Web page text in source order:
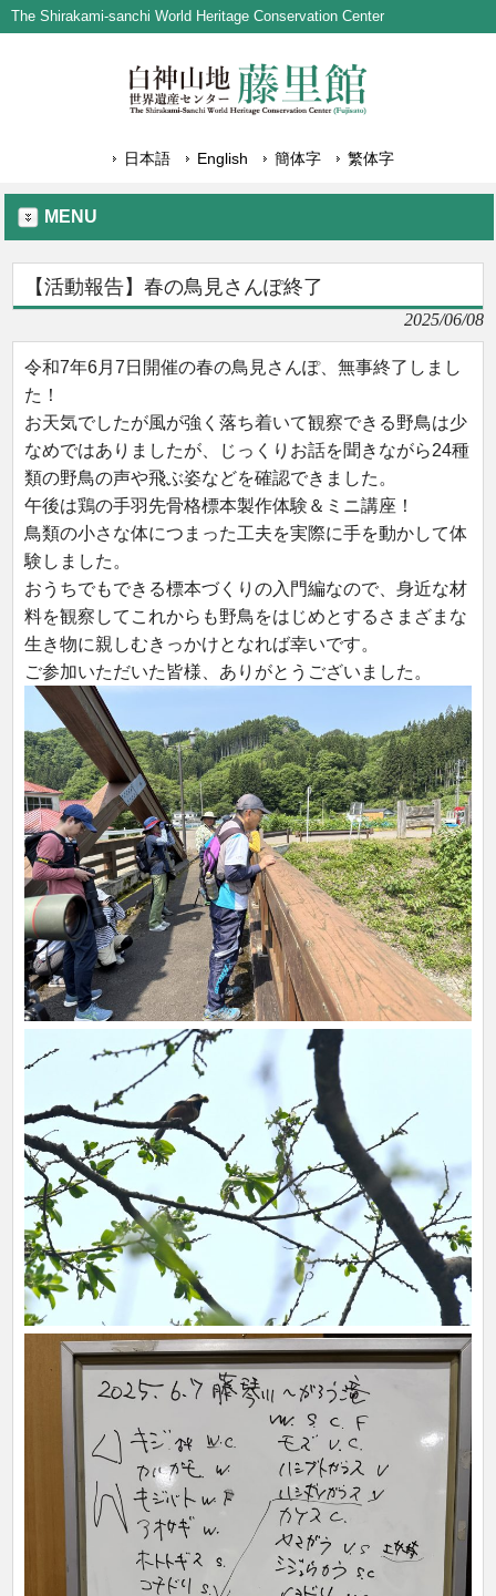
The Shirakami-sanchi World Heritage Conservation Center
日本語 English 簡体字 繁体字
MENU
【活動報告】春の鳥見さんぽ終了
2025/06/08
令和7年6月7日開催の春の鳥見さんぽ、無事終了しまし
た！
お天気でしたが風が強く落ち着いて観察できる野鳥は少
なめではありましたが、じっくりお話を聞きながら24種
類の野鳥の声や飛ぶ姿などを確認できました。
午後は鶏の手羽先骨格標本製作体験＆ミニ講座！
鳥類の小さな体につまった工夫を実際に手を動かして体
験しました。
おうちでもできる標本づくりの入門編なので、身近な材
料を観察してこれからも野鳥をはじめとするさまざまな
生き物に親しむきっかけとなれば幸いです。
ご参加いただいた皆様、ありがとうございました。